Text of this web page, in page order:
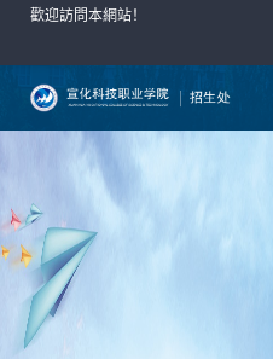
歡迎訪問本網站！